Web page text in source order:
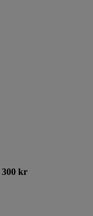
300 kr